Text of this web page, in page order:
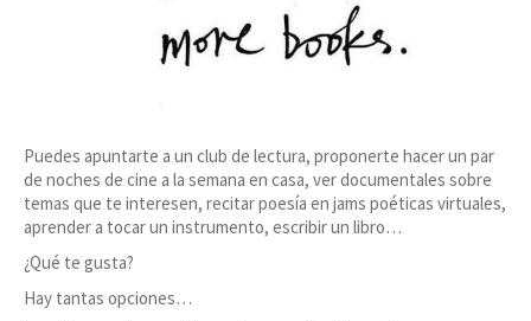
Puedes apuntarte a un club de lectura, proponerte hacer un par
de noches de cine a la semana en casa, ver documentales sobre
temas que te interesen, recitar poesía en jams poéticas virtuales,
aprender a tocar un instrumento, escribir un libro…
¿Qué te gusta?
Hay tantas opciones…